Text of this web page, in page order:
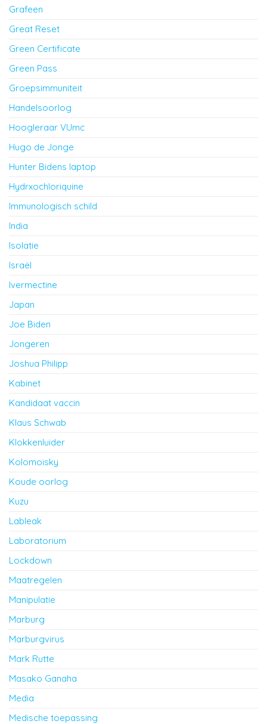
Grafeen
Great Reset
Green Certificate
Green Pass
Groepsimmuniteit
Handelsoorlog
Hoogleraar VUmc
Hugo de Jonge
Hunter Bidens laptop
Hydrxochloriquine
Immunologisch schild
India
Isolatie
Israël
Ivermectine
Japan
Joe Biden
Jongeren
Joshua Philipp
Kabinet
Kandidaat vaccin
Klaus Schwab
Klokkenluider
Kolomoisky
Koude oorlog
Kuzu
Lableak
Laboratorium
Lockdown
Maatregelen
Manipulatie
Marburg
Marburgvirus
Mark Rutte
Masako Ganaha
Media
Medische toepassing